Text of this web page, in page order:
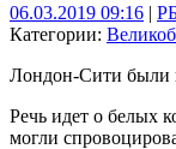
06.03.2019 09:16 |
Категории:
Лондон-Сити были
Речь идет о белых
могли